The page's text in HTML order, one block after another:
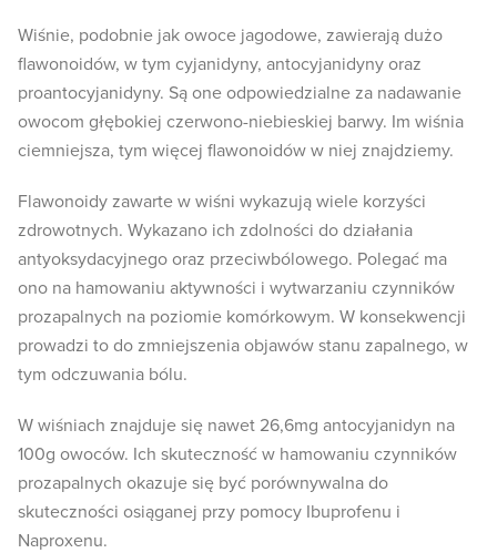
Wiśnie, podobnie jak owoce jagodowe, zawierają dużo
flawonoidów, w tym cyjanidyny, antocyjanidyny oraz
proantocyjanidyny. Są one odpowiedzialne za nadawanie
owocom głębokiej czerwono-niebieskiej barwy. Im wiśnia
ciemniejsza, tym więcej flawonoidów w niej znajdziemy.
Flawonoidy zawarte w wiśni wykazują wiele korzyści
zdrowotnych. Wykazano ich zdolności do działania
antyoksydacyjnego oraz przeciwbólowego. Polegać ma
ono na hamowaniu aktywności i wytwarzaniu czynników
prozapalnych na poziomie komórkowym. W konsekwencji
prowadzi to do zmniejszenia objawów stanu zapalnego, w
tym odczuwania bólu.
W wiśniach znajduje się nawet 26,6mg antocyjanidyn na
100g owoców. Ich skuteczność w hamowaniu czynników
prozapalnych okazuje się być porównywalna do
skuteczności osiąganej przy pomocy Ibuprofenu i
Naproxenu.